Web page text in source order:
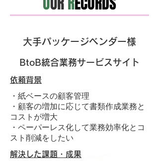
大手パッケージベンダー様
BtoB統合業務サービスサイト
依頼背景
・紙ベースの顧客管理
・顧客の増加に応じて書類作成業務と
コストが増大
・ペーパーレス化して業務効率化とコ
スト削減をしたい
解決した課題・成果